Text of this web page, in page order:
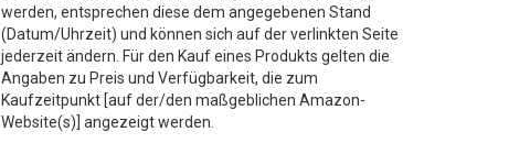
werden, entsprechen diese dem angegebenen Stand
(Datum/Uhrzeit) und können sich auf der verlinkten Seite
jederzeit ändern. Für den Kauf eines Produkts gelten die
Angaben zu Preis und Verfügbarkeit, die zum
Kaufzeitpunkt [auf der/den maßgeblichen Amazon-
Website(s)] angezeigt werden.